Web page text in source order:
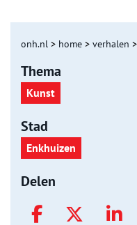
onh.nl > home > verhalen >
Thema
Kunst
Stad
Enkhuizen
Delen